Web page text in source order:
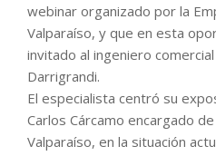
webinar organizado por la
Valparaíso, y que en esta
invitado al ingeniero
Darrigrandi.
El especialista centró su
Carlos Cárcamo encargado
Valparaíso, en la situación